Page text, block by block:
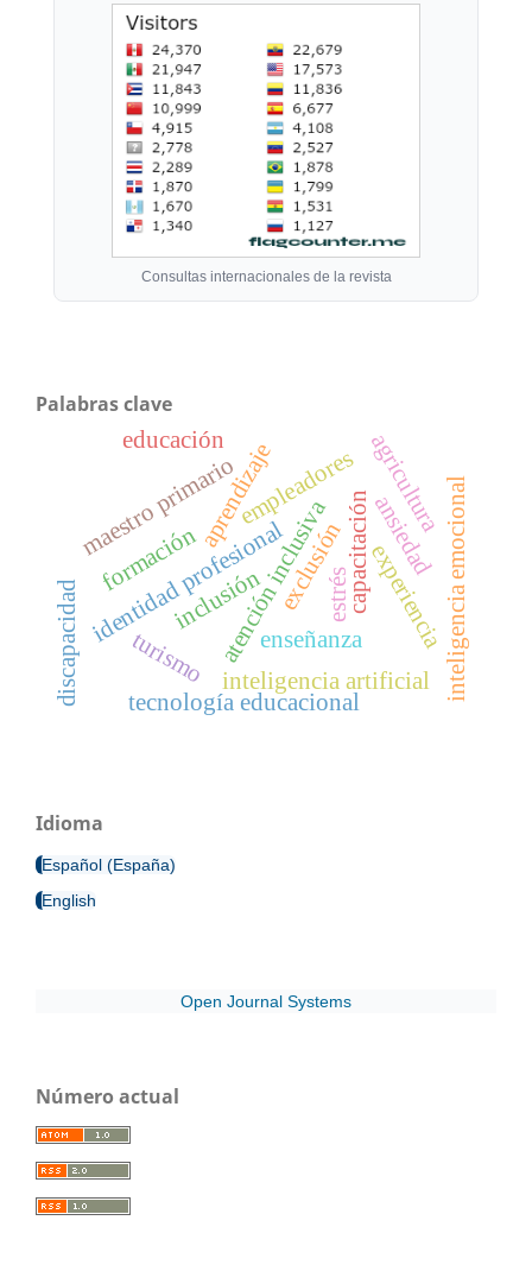
Consultas internacionales de la revista
Palabras clave
formaciónatención inclusiva
identidad profesionalenseñanza
aprendizaje
inclusiónexclusión
discapacidad
capacitación
inteligencia artificial
tecnología educacional
estrés
ansiedad
maestro primario agricultura
turismo inteligencia emocional
educación
empleadores
experiencia
Idioma
Español (España)
English
Open Journal Systems
Número actual